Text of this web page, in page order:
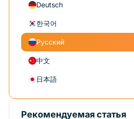
Deutsch
한국어
Русский
中文
日本語
Рекомендуемая статья